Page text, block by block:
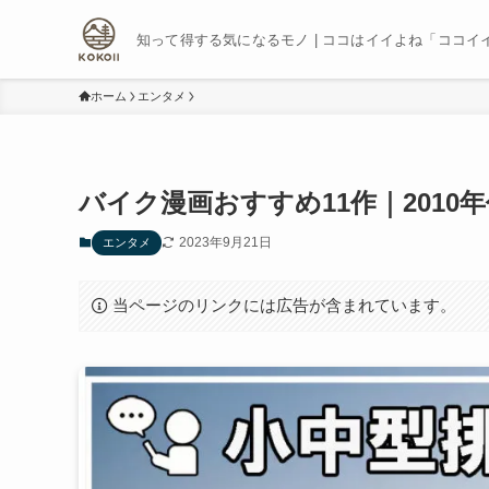
知って得する気になるモノ | ココはイイよね「ココイ
ホーム エンタメ
バイク漫画おすすめ11作｜2010
エンタメ 2023年9月21日
当ページのリンクには広告が含まれています。